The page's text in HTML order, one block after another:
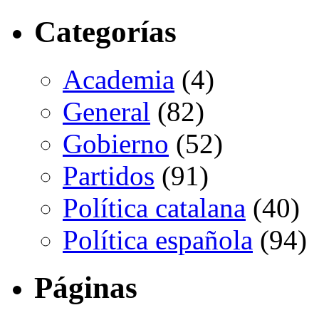
Categorías
Academia (4)
General (82)
Gobierno (52)
Partidos (91)
Política catalana (40)
Política española (94)
Páginas